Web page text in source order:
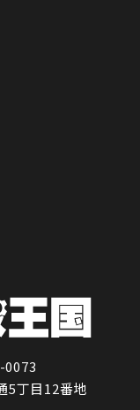
0073
5丁目12番地